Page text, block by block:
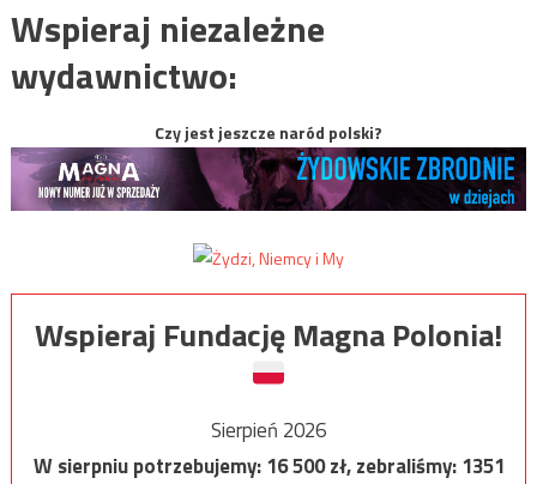
Wspieraj niezależne
wydawnictwo:
Czy jest jeszcze naród polski?
Wspieraj Fundację Magna Polonia!
Sierpień 2026
W sierpniu potrzebujemy:16 500zł, zebraliśmy:1351